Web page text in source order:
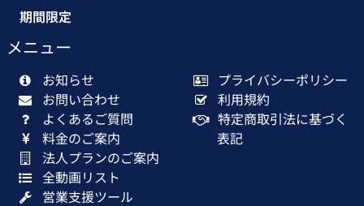
期間限定
メニュー
お知らせ
お問い合わせ
よくあるご質問
料金のご案内
法人プランのご案内
全動画リスト
営業支援ツール
プライバシーポリシー
利用規約
特定商取引法に基づく
表記